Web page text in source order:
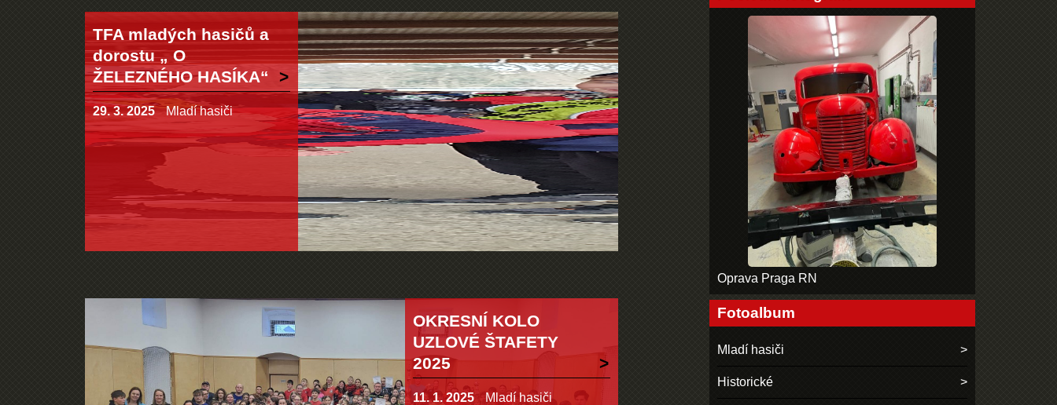
TFA mladých hasičů a
dorostu „ O
ŽELEZNÉHO HASÍKA“
29. 3. 2025 Mladí hasiči
OKRESNÍ KOLO
UZLOVÉ ŠTAFETY
2025
11. 1. 2025 Mladí hasiči
Oprava Praga RN
Fotoalbum
Mladí hasiči
Historické